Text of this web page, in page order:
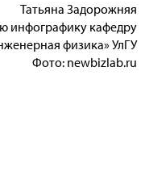
Татьяна Задорожняя
инфографику кафедру
физика» УлГУ
Фото: newbizlab.ru